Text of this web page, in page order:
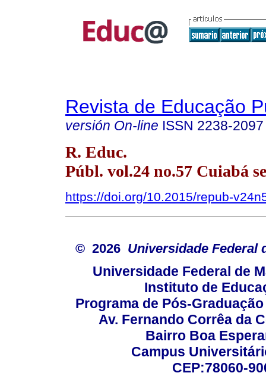
Revista de Educação
versión On-line ISSN 2238-2097
R. Educ.
Públ. vol.24 no.57 Cuiabá
https://doi.org/10.2015/repub-
© 2026 Universidade Federal
Universidade Federal de
Instituto de
Programa de Pós-
Av. Fernando Corrêa da
Bairro Boa
Campus
CEP:78060-